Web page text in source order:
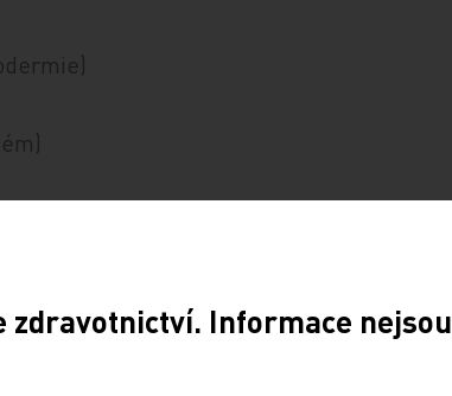
zdravotnictví. Informace nejsou